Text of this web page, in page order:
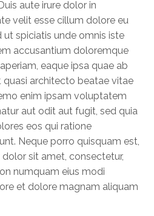
aute irure dolor in
velit esse cillum dolore eu
ut spiciatis unde omnis iste
accusantium doloremque
eaque ipsa quae ab
architecto beatae vitae
enim ipsam voluptatem
aut odit aut fugit, sed quia
eos qui ratione
Neque porro quisquam est,
sit amet, consectetur,
numquam eius modi
et dolore magnam aliquam